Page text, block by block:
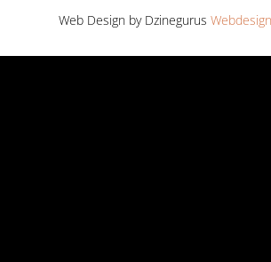
Web Design by Dzinegurus